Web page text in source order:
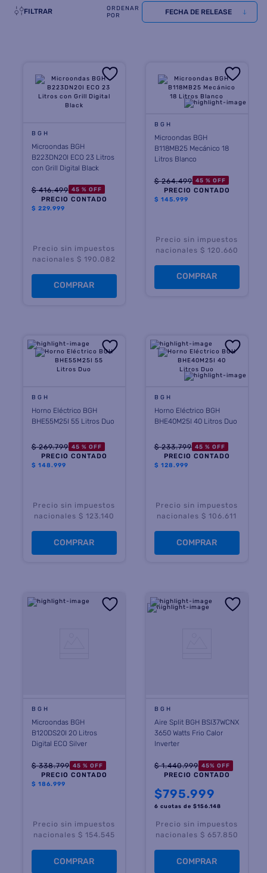
FILTRAR FECHA DE RELEASE
BGH
Microondas BGH
B223DN20I ECO 23 Litros
con Grill Digital Black
$ 416.499 45 % OFF
PRECIO CONTADO
$ 229.999
Precio sin impuestos
nacionales $ 190.082
COMPRAR
BGH
Microondas BGH
B118MB25 Mecánico 18
Litros Blanco
$ 264.499 45 % OFF
PRECIO CONTADO
$ 145.999
Precio sin impuestos
nacionales $ 120.660
COMPRAR
BGH
Horno Eléctrico BGH
BHE55M25I 55 Litros Duo
$ 269.799 45 % OFF
PRECIO CONTADO
$ 148.999
Precio sin impuestos
nacionales $ 123.140
COMPRAR
BGH
Horno Eléctrico BGH
BHE40M25I 40 Litros Duo
$ 233.799 45 % OFF
PRECIO CONTADO
$ 128.999
Precio sin impuestos
nacionales $ 106.611
COMPRAR
BGH
Microondas BGH
B120DS20I 20 Litros
Digital ECO Silver
$ 338.799 45 % OFF
PRECIO CONTADO
$ 186.999
Precio sin impuestos
nacionales $ 154.545
COMPRAR
BGH
Aire Split BGH BSI37WCNX
3650 Watts Frio Calor
Inverter
$ 1.440.999 45% OFF
PRECIO CONTADO
$795.999
6 cuotas de $156.148
Precio sin impuestos
nacionales $ 657.850
COMPRAR
8. heladera